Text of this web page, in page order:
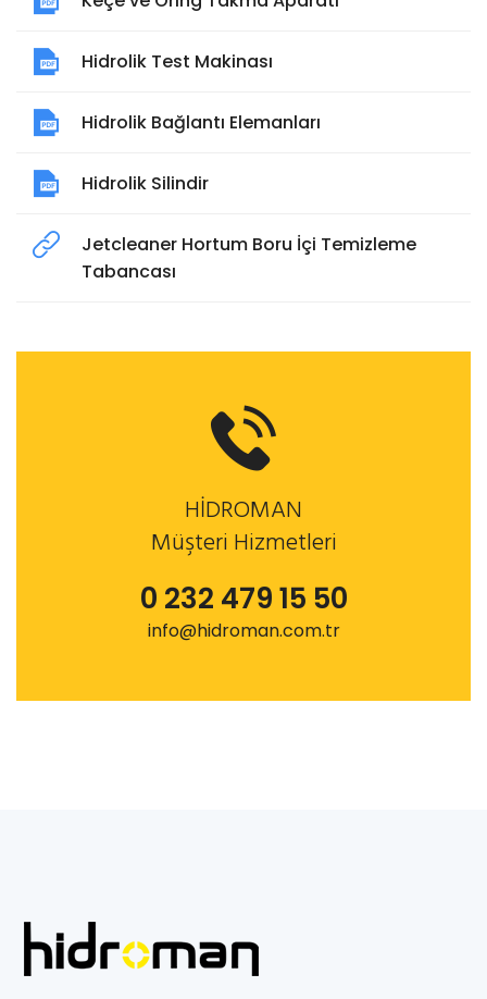
Hidrolik Test Makinası
Hidrolik Bağlantı Elemanları
Hidrolik Silindir
Jetcleaner Hortum Boru İçi Temizleme
Tabancası
HİDROMAN
Müşteri Hizmetleri
0 232 479 15 50
info@hidroman.com.tr